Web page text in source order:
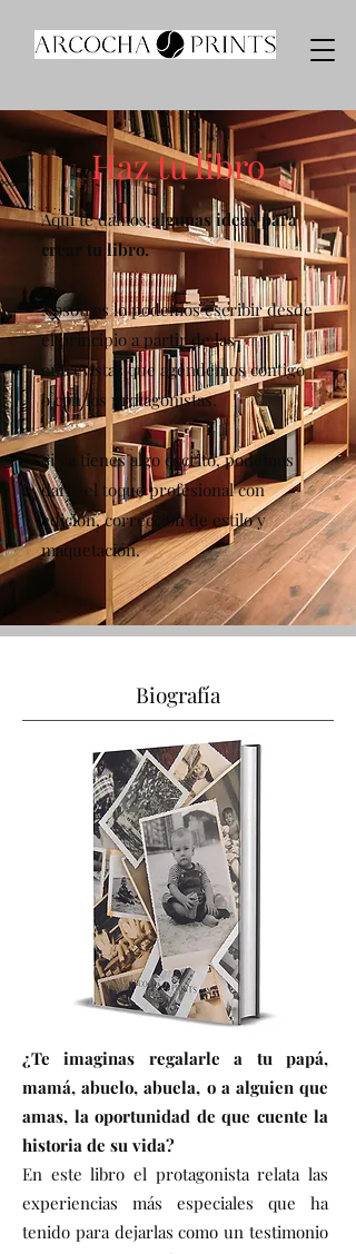
Haz tu libro
Aquí te damosalgunas ideas para
crear tu libro.
Nosotros lo podemos escribir desde
el principio a partir de las
entrevistas que agendemos contigo
o con los protagonistas.
Si ya tienes algo escrito, podemos
darle el toque profesional con
edición, corrección de estilo y
maquetación.
Biografía
¿Te imaginas regalarle a tu papá,
mamá, abuelo, abuela, o a alguien que
amas, la oportunidad de que cuente la
historia de su vida?
En este libro el protagonista relata las
experiencias más especiales que ha
tenido para dejarlas como un testimonio